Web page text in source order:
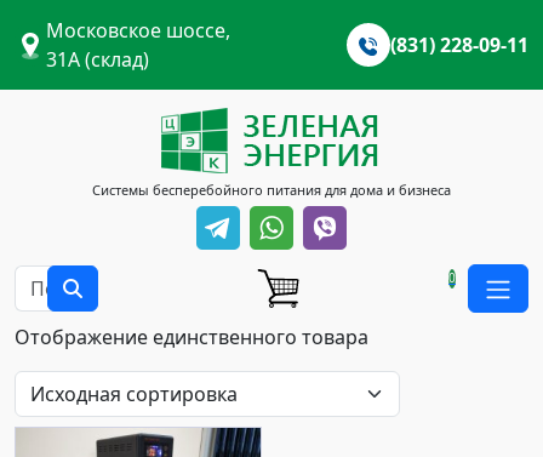
Московское шоссе,
31А (склад)
(831) 228-09-11
Системы бесперебойного питания для дома и бизнеса
0
Отображение единственного товара